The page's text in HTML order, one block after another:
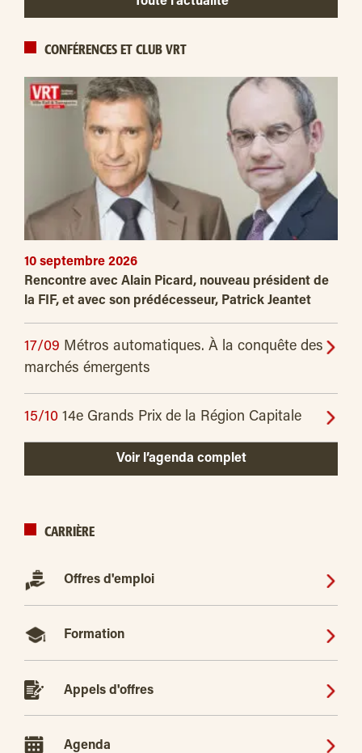
CONFÉRENCES ET CLUB VRT
10 septembre 2026
Rencontre avec Alain Picard, nouveau président de
la FIF, et avec son prédécesseur, Patrick Jeantet
17/09 Métros automatiques. À la conquête des
marchés émergents
15/10 14e Grands Prix de la Région Capitale
Voir l’agenda complet
CARRIÈRE
Offres d'emploi
Formation
Appels d'offres
Agenda